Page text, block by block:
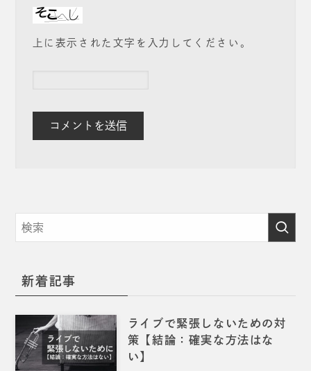
上に表示された文字を入力してください。
新着記事
ライブで緊張しないための対
策【結論：確実な方法はな
い】